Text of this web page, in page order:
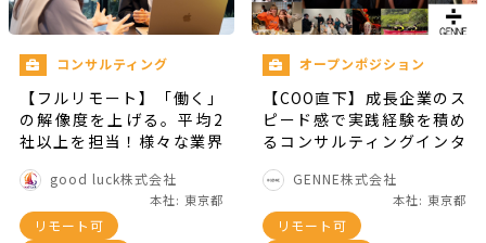
コンサルティング
【フルリモート】「働く」
の解像度を上げる。平均2
社以上を担当！様々な業界
キャリアの軸を見つける長
期インターン
good luck株式会社
本社: 東京都
リモート可
オープンポジション
【COO直下】成長企業のス
ピード感で実践経験を積め
るコンサルティングインタ
GENNE株式会社
本社: 東京都
リモート可